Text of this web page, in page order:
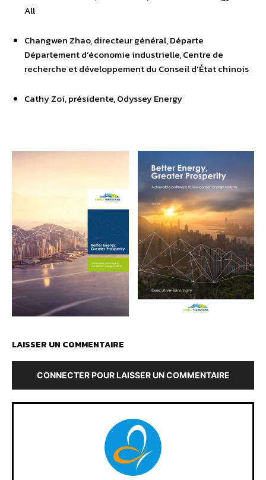
All
Changwen Zhao, directeur général, Départe
Département d’économie industrielle, Centre de
recherche et développement du Conseil d’État chinois
Cathy Zoi, présidente, Odyssey Energy
LAISSER UN COMMENTAIRE
CONNECTER POUR LAISSER UN COMMENTAIRE